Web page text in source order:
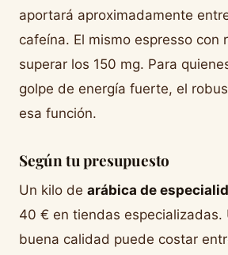
aportará aproximadamente
cafeína. El mismo espresso con
superar los 150 mg. Para
golpe de energía fuerte, el
esa función.
Según tu presupuesto
Un kilo de arábica de
40 € en tiendas especializadas.
buena calidad puede costar